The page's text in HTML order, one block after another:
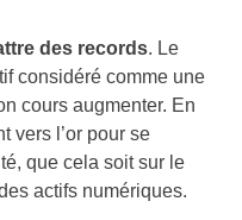
des records. Le
considéré comme une
cours augmenter. En
vers l’or pour se
que cela soit sur le
actifs numériques.